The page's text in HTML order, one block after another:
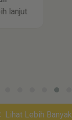
Lihat Lebih Banyak